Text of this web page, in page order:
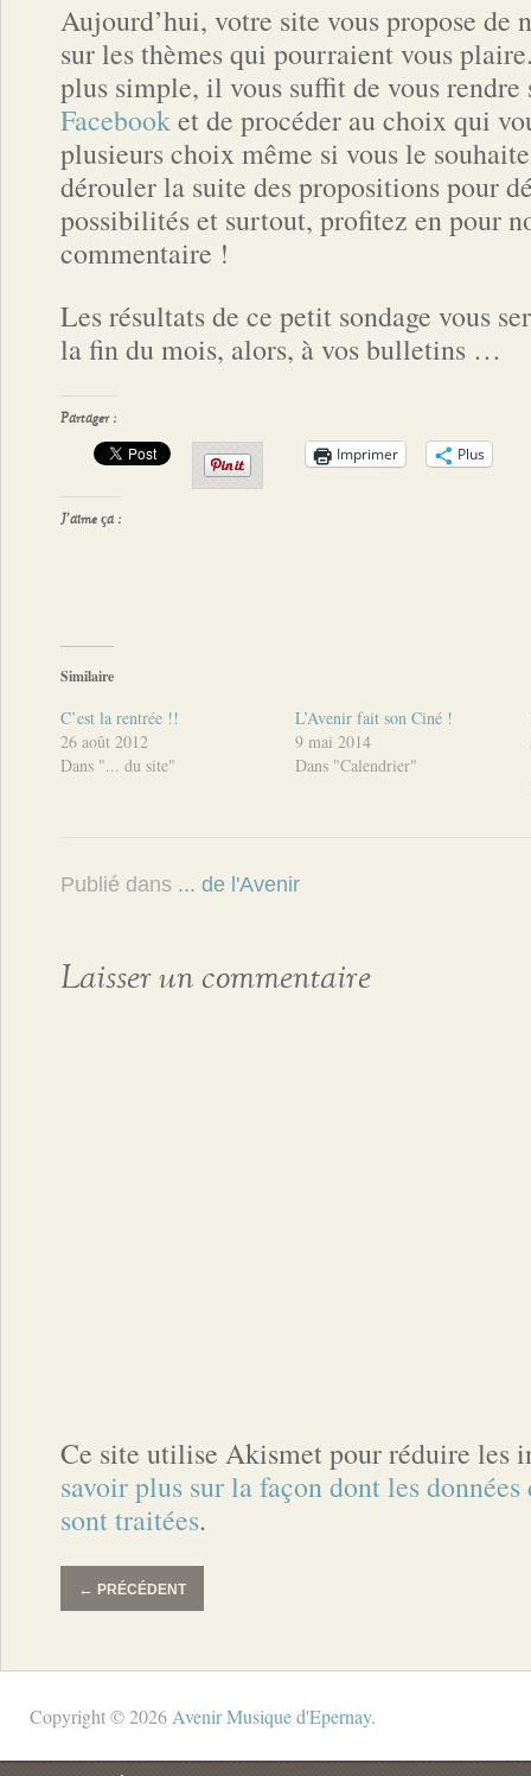
Aujourd’hui, votre site vous propose de
sur les thèmes qui pourraient vous
plus simple, il vous suffit de vous rendre
Facebooket de procéder au choix qui
plusieurs choix même si vous le
dérouler la suite des propositions pour
possibilités et surtout, profitez en pour
commentaire !
Les résultats de ce petit sondage vous
la fin du mois, alors, à vos bulletins …
Partager :
Imprimer Plus
J’aime ça :
Similaire
C’est la rentrée !!
26 août 2012
Dans "... du site"
L’Avenir fait son Ciné !
9 mai 2014
Dans "Calendrier"
Publié dans ... de l'Avenir
Laisser un commentaire
Ce site utilise Akismet pour réduire les
savoir plus sur la façon dont les
sont traitées.
← PRÉCÉDENT
Copyright © 2026 Avenir Musique d'Epernay.